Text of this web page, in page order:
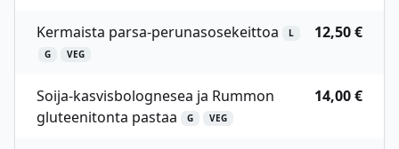
Kermaista parsa-perunasosekeittoa
L
G
VEG
12,50 €
Soija-kasvisbolognesea ja Rummon
gluteenitonta pastaa
G VEG
14,00 €